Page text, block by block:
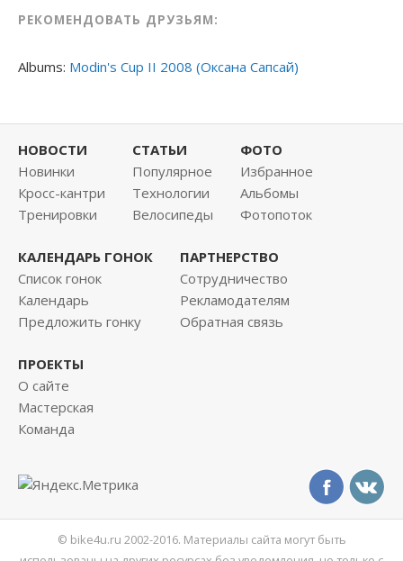
РЕКОМЕНДОВАТЬ ДРУЗЬЯМ:
Albums: Modin's Cup II 2008 (Оксана Сапсай)
НОВОСТИ
Новинки
Кросс-кантри
Тренировки
СТАТЬИ
Популярное
Технологии
Велосипеды
ФОТО
Избранное
Альбомы
Фотопоток
КАЛЕНДАРЬ ГОНОК
Список гонок
Календарь
Предложить гонку
ПАРТНЕРСТВО
Сотрудничество
Рекламодателям
Обратная связь
ПРОЕКТЫ
О сайте
Мастерская
Команда
© bike4u.ru 2002-2016. Материалы сайта могут быть